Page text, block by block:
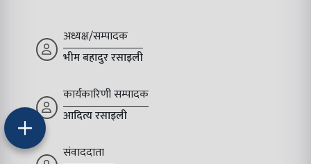
अध्यक्ष/सम्पादक
भीम बहादुर रसाइली
कार्यकारिणी सम्पादक
आदित्य रसाइली
संवाददाता